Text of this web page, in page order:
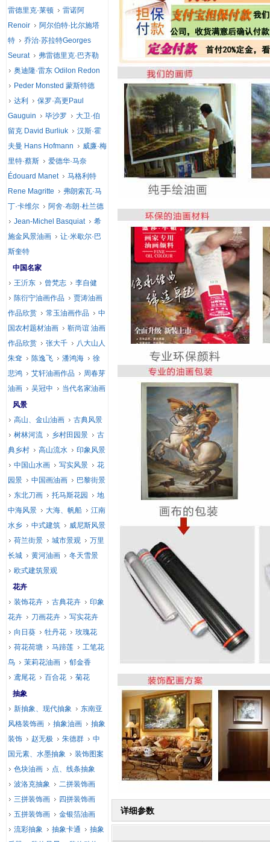
详细参数
雷德里克·莱顿
雷诺阿
Renoir
阿尔伯特·比尔施塔
特
乔治·苏拉特Georges
Seurat
弗雷德里克·巴齐勒
奥迪隆·雷东 Odilon Redon
Peder Monsted 蒙斯特德
达利
保罗·高更Paul
Gauguin
毕沙罗
大卫·伯
留克 David Burliuk
汉斯·霍
夫曼 Hans Hofmann
威廉·梅
里特·蔡斯
爱德华·马奈
Édouard Manet
马格利特
Rene Magritte
弗朗索瓦·马
丁·卡维尔
阿舍·布朗·杜兰德
Jean-Michel Basquiat
希
施金风景油画
让·米歇尔·巴
斯奎特
中国名家
王沂东
曾梵志
李自健
陈衍宁油画作品
贾涛油画
作品欣赏
常玉油画作品
中
国农村题材油画
靳尚谊 油画
作品欣赏
张大千
八大山人
朱耷
陈逸飞 潘鸿海
徐
悲鸿
艾轩油画作品
周春芽
油画
吴冠中
当代名家油画
风景
高山、金山油画
古典风景
树林河流
乡村田园景
古
典乡村
高山流水
印象风景
中国山水画
写实风景
花
园景
中国画油画
巴黎街景
东北刀画
托马斯花园
地
中海风景
大海、帆船
江南
水乡
中式建筑
威尼斯风景
荷兰街景
城市景观
万里
长城
黄河油画
冬天雪景
欧式建筑景观
花卉
装饰花卉
古典花卉
印象
花卉
刀画花卉
写实花卉
向日葵
牡丹花
玫瑰花
荷花荷塘
马蹄莲
工笔花
鸟
茉莉花油画
郁金香
鸢尾花
百合花
菊花
抽象
新抽象、现代抽象
东南亚
风格装饰画
抽象油画
抽象
装饰
赵无极 朱德群
中
国元素、水墨抽象
装饰图案
色块油画
点、线条抽象
波洛克抽象
二拼装饰画
三拼装饰画
四拼装饰画
五拼装饰画
金银箔油画
流彩抽象
抽象卡通
抽象